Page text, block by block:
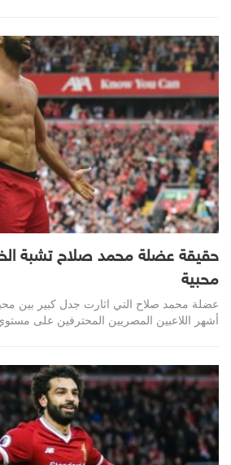
حقيقة عضلة محمد صلاح تشبة
محبية
عضلة محمد صلاح التي اثارت جدل كبير بين
أشهر اللاعبين المصريين المحترفين على